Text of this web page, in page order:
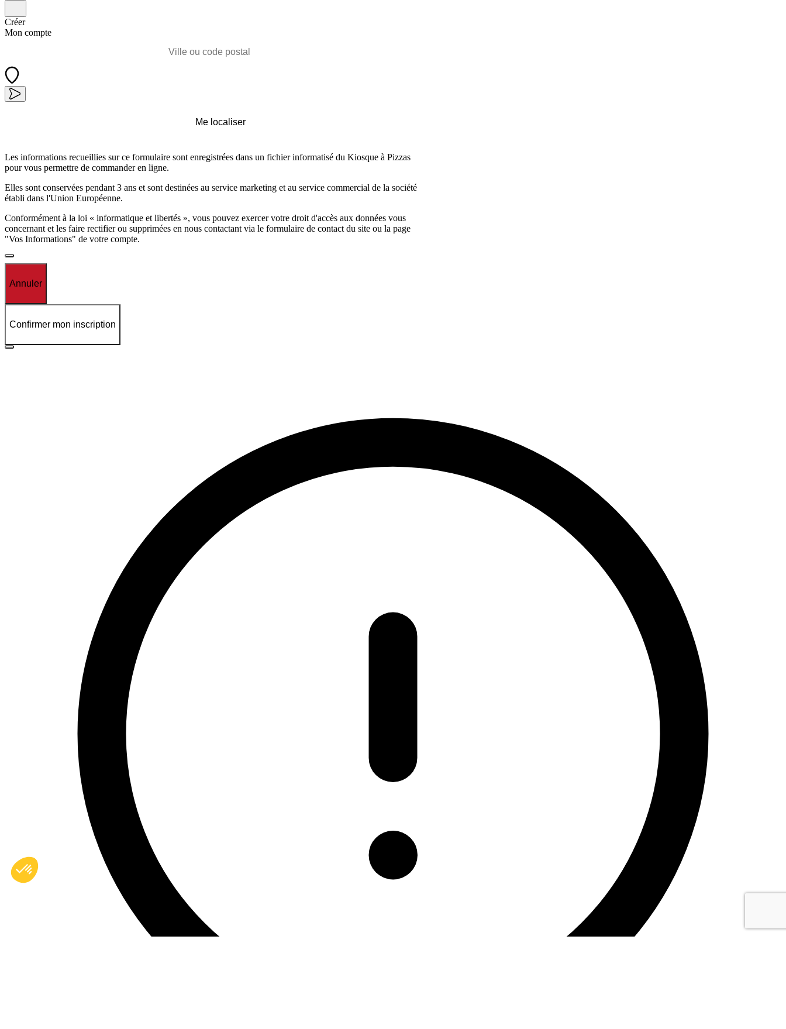
Créer
Mon compte
Me localiser
Les informations recueillies sur ce formulaire sont enregistrées dans un fichier informatisé du Kiosque à Pizzas
pour vous permettre de commander en ligne.
Elles sont conservées pendant 3 ans et sont destinées au service marketing et au service commercial de la société
établi dans l'Union Européenne.
Conformément à la loi « informatique et libertés », vous pouvez exercer votre droit d'accès aux données vous
concernant et les faire rectifier ou supprimées en nous contactant via le formulaire de contact du site ou la page
"Vos Informations" de votre compte.
Annuler
Confirmer mon inscription